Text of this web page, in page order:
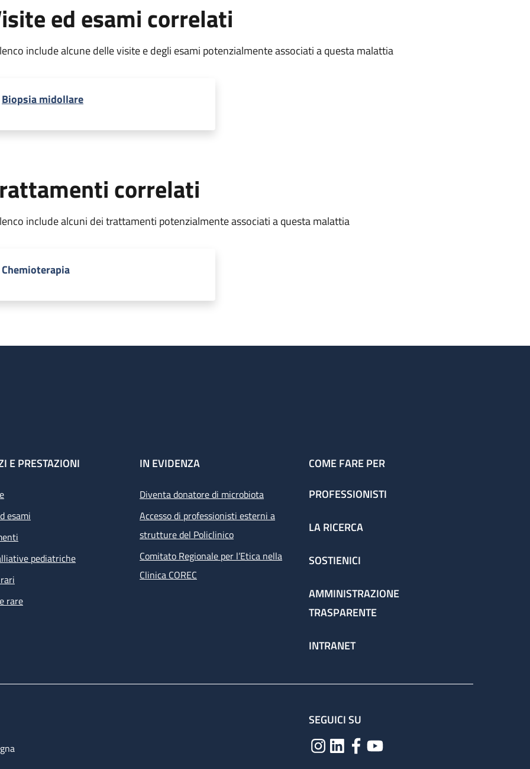
ed esami correlati
include alcune delle visite e degli esami potenzialmente associati a questa malattia
Biopsia midollare
correlati
include alcuni dei trattamenti potenzialmente associati a questa malattia
Chemioterapia
E PRESTAZIONI
esami
pediatriche
rare
IN EVIDENZA
Diventa donatore di microbiota
Accesso di professionisti esterni a
strutture del Policlinico
Comitato Regionale per l’Etica nella
Clinica COREC
COME FARE PER
PROFESSIONISTI
LA RICERCA
SOSTIENICI
AMMINISTRAZIONE
TRASPARENTE
INTRANET
SEGUICI SU